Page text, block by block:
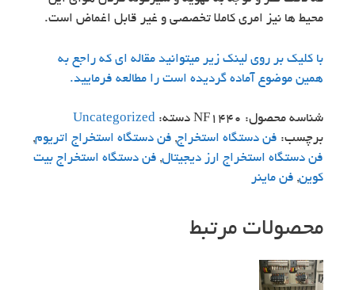
محیط ها نیز امری کاملا تخصصی و غیر قابل اغماض است.
با کلیک بر روی لینک زیر میتوانید مقاله ای که راجع به
همین موضوع آماده گردیده است را مطالعه فرمایید.
شناسه محصول: NF1440 دسته: Uncategorized
برچسب: فن دستگاه استخراج, فن دستگاه استخراج اتریوم,
فن دستگاه استخراج ارز دیجیتال, فن دستگاه استخراج بیت
کوین, فن ماینر
محصولات مرتبط